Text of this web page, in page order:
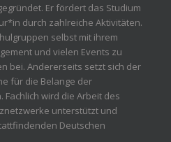
Er fördert das Studium
durch zahlreiche Aktivitäten.
selbst mit ihrem
und vielen Events zu
bei. Andererseits setzt sich der
für die Belange der
wird die Arbeit des
unterstützt und
Deutschen